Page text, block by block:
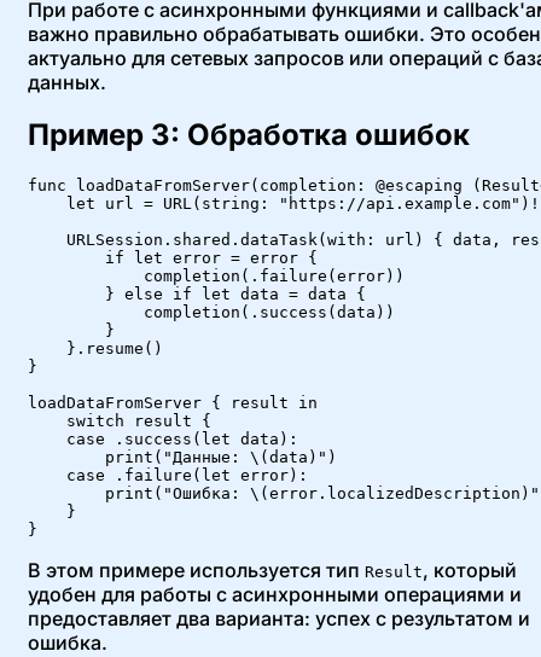
При работе с асинхронными функциями и
важно правильно обрабатывать ошибки. Это
актуально для сетевых запросов или операций с
данных.
Пример 3: Обработка ошибок
func loadDataFromServer(completion: @escaping
    let url = URL(string: "https://api.example.com")!
URLSession.shared.dataTask(with: url) { data,
        if let error = error {
            completion(.failure(error))
        } else if let data = data {
            completion(.success(data))
        }
    }.resume()
}
loadDataFromServer { result in
    switch result {
    case .success(let data):
        print("Данные: \(data)")
    case .failure(let error):
print("Ошибка:
    }
}
В этом примере используется тип Result, который
удобен для работы с асинхронными операциями и
предоставляет два варианта: успех с результатом и
ошибка.